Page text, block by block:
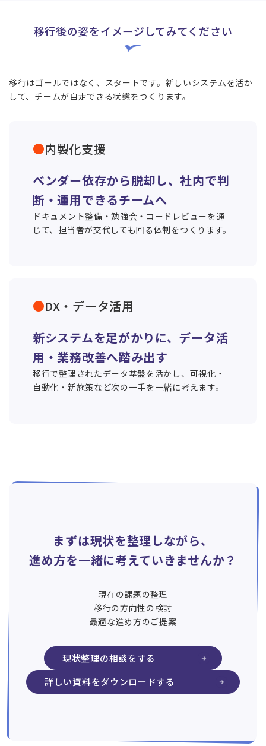
移行後の姿をイメージしてみてください
移行はゴールではなく、スタートです。新しいシステムを活か
して、チームが自走できる状態をつくります。
内製化支援
ベンダー依存から脱却し、社内で判
断・運用できるチームへ
ドキュメント整備・勉強会・コードレビューを通
じて、担当者が交代しても回る体制をつくります。
DX・データ活用
新システムを足がかりに、データ活
用・業務改善へ踏み出す
移行で整理されたデータ基盤を活かし、可視化・
自動化・新施策など次の一手を一緒に考えます。
まずは現状を整理しながら、
進め方を一緒に考えていきませんか？
現在の課題の整理
移行の方向性の検討
最適な進め方のご提案
現状整理の相談をする
詳しい資料をダウンロードする